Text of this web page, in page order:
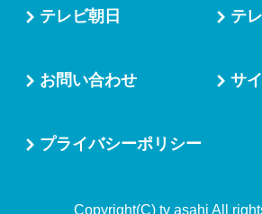
テレビ朝日 テ
お問い合わせ サ
プライバシーポリシー
Copyright(C) tv asahi All